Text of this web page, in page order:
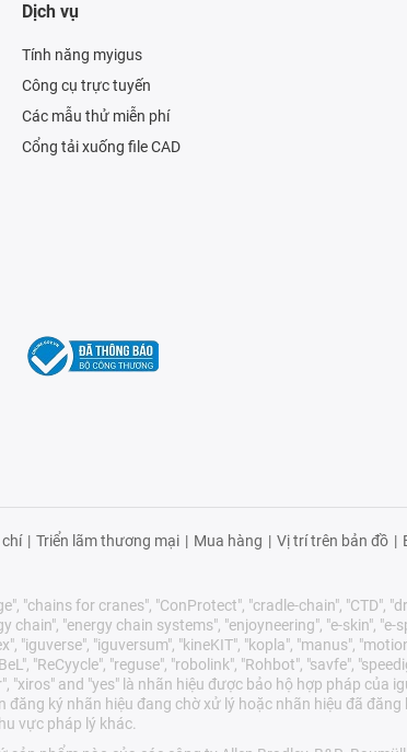
Dịch vụ
Tính năng myigus
Công cụ trực tuyến
Các mẫu thử miễn phí
Cổng tải xuống file CAD
| Triển lãm thương mại | Mua hàng | Vị trí trên bản đồ |
"chains for cranes", "ConProtect", "cradle-chain", "CTD",
chain", "energy chain systems", "enjoyneering", "e-skin",
"iguverse", "iguversum", "kineKIT", "kopla", "manus",
"ReCyycle", "reguse", "robolink", "Rohbot", "savfe",
"xiros" and "yes" là nhãn hiệu được bảo hộ hợp pháp của
ký nhãn hiệu đang chờ xử lý hoặc nhãn hiệu đã
vực pháp lý khác.